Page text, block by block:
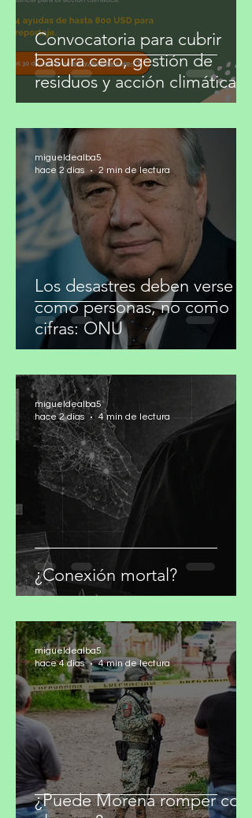
Convocatoria para cubrir
basura cero, gestión de
residuos y acción climática
migueldealba5
hace 2 días
5 min de lectura
Los desastres deben verse
como personas, no como
cifras: ONU
migueldealba5
2 min de lectura
¿Conexión mortal?
migueldealba5
4 min de lectura
migueldealba5
hace 4 días
4 min de lectura